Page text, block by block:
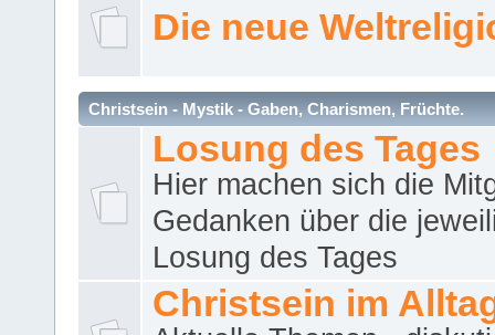
Die neue
Christsein - Mystik - Gaben, Charismen, Früchte.
Losung des Tages
Hier machen sich die
Gedanken über die
Losung des Tages
Christsein im